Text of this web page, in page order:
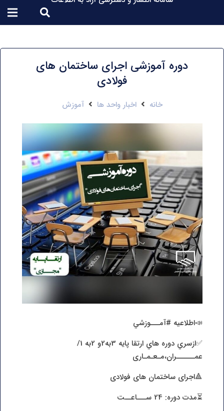
دوره آموزشی اجرای ساختمان های
فولادی
خانه اخبار واحد ها آموزش
📣اطلاعيه #آمـــوزشي
✅ازسري دوره هاي ارتقا پایه 3به2و 2به 1/
عمــــــران،مـعـمـاری
🔺اجرای ساختمان های فولادی
⏳مدت دوره: 24 ســـاعــت